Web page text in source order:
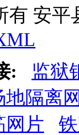
有 安
:
监狱
地隔离网
网片